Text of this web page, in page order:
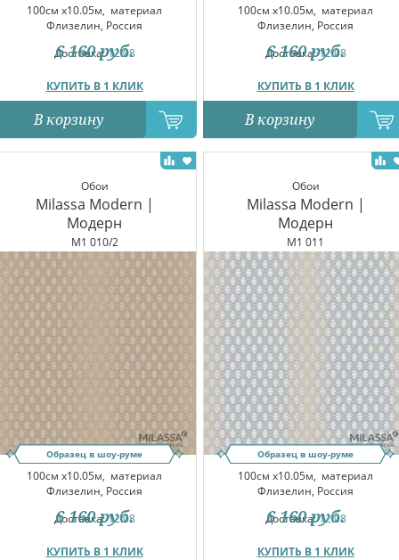
100см x10.05м, материал
Флизелин, Россия
Доставка:12.08
КУПИТЬ В 1 КЛИК
6 160 руб.
В корзину
100см x10.05м, материал
Флизелин, Россия
Доставка:12.08
КУПИТЬ В 1 КЛИК
6 160 руб.
В корзину
Обои
Milassa Modern |
Модерн
M1 010/2
Образец в шоу-руме
100см x10.05м, материал
Флизелин, Россия
Доставка:12.08
КУПИТЬ В 1 КЛИК
6 160 руб.
Обои
Milassa Modern |
Модерн
M1 011
Образец в шоу-руме
100см x10.05м, материал
Флизелин, Россия
Доставка:12.08
КУПИТЬ В 1 КЛИК
6 160 руб.